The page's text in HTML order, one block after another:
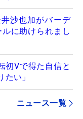
沙也加がバーデ
に助けられまし
初Vで得た自信と
い」
ニュース一覧